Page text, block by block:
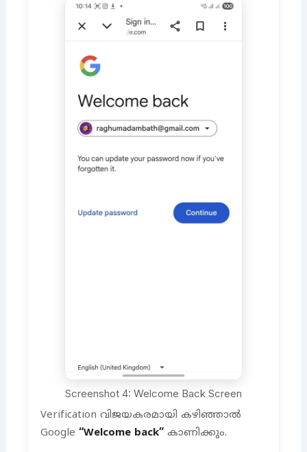
Screenshot 4: Welcome Back Screen
Verification വിജയകരമായി കഴിഞ്ഞാൽ
Google “Welcome back”കാണിക്കും.